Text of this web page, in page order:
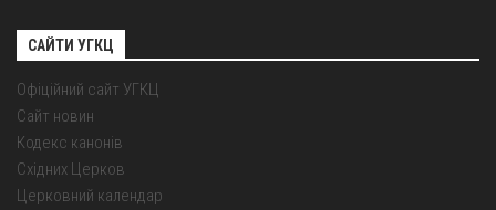
САЙТИ УГКЦ
Офіційний сайт УГКЦ
Сайт новин
Кодекс канонів
Східних Церков
Церковний календар